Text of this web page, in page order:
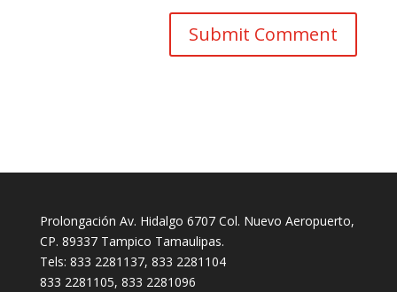
Prolongación Av. Hidalgo 6707 Col. Nuevo Aeropuerto,
CP. 89337 Tampico Tamaulipas.
Tels: 833 2281137, 833 2281104
833 2281105, 833 2281096